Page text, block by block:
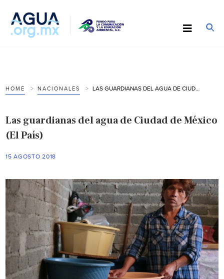
HOME NACIONALES
Las guardianas del agua de Ciudad de México
(El País)
15 AGOSTO 2018